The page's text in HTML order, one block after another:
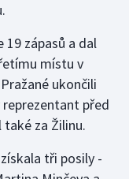
19 zápasů a dal
místu v
ukončili
před
za Žilinu.
tři posily -